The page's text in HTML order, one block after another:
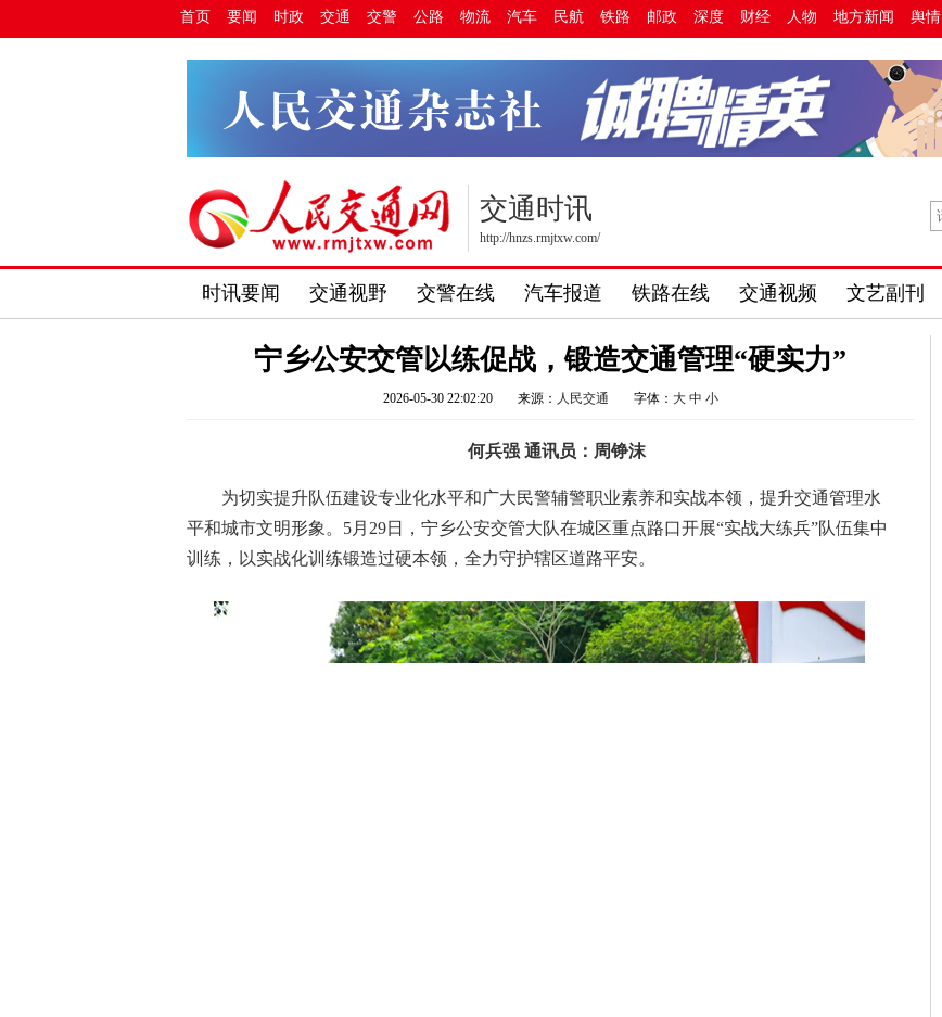
首页 要闻 时政 交通 交警 公路 物流 汽车 民航 铁路 邮政 深度 财经 人物 地方新闻 舆情
交通时讯
http://hnzs.rmjtxw.com/
时讯要闻 交通视野 交警在线 汽车报道 铁路在线 交通视频 文艺副刊
宁乡公安交管以练促战，锻造交通管理“硬实力”
2026-05-30 22:02:20 来源： 人民交通 字体： 大 中 小
何兵强 通讯员：周铮沫
为切实提升队伍建设专业化水平和广大民警辅警职业素养和实战本领，提升交通管理水
平和城市文明形象。5月29日，宁乡公安交管大队在城区重点路口开展“实战大练兵”队伍集中
训练，以实战化训练锻造过硬本领，全力守护辖区道路平安。